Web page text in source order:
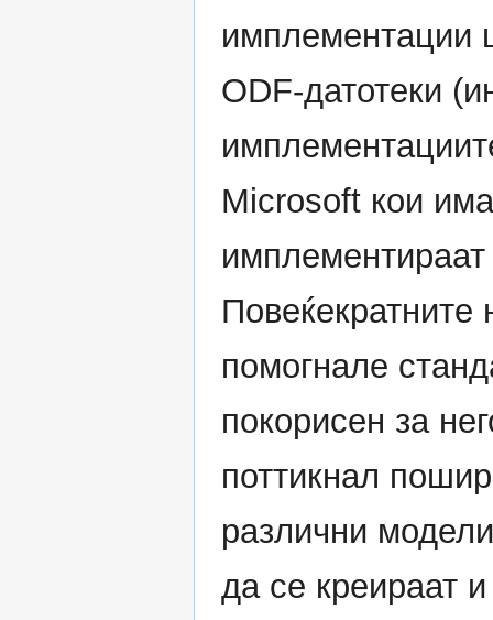
имплементации
ODF-датотеки
Microsoft кои
помогнале
покорисен за
поттикнал
различни
да се креираат